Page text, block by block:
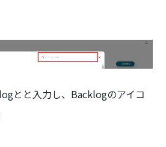
とと入力し、Backlogのアイコ